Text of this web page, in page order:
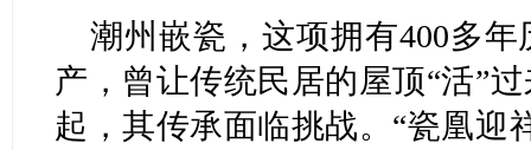
潮州嵌瓷，这项拥有400多
产，曾让传统民居的屋顶“活”
起，其传承面临挑战。“瓷凰迎